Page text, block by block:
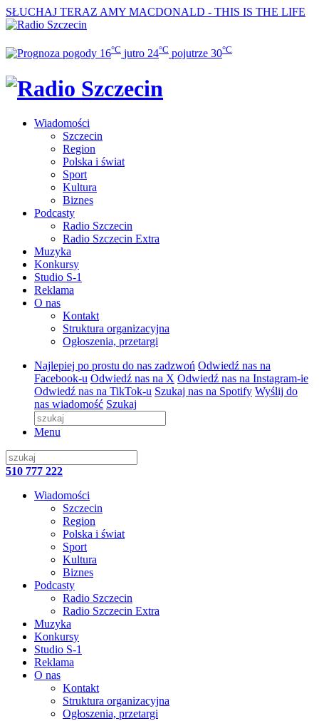
SŁUCHAJ TERAZ AMY MACDONALD - THIS IS THE LIFE
16°C jutro 24°C pojutrze 30°C
Wiadomości
Szczecin
Region
Polska i świat
Sport
Kultura
Biznes
Podcasty
Radio Szczecin
Radio Szczecin Extra
Muzyka
Konkursy
Studio S-1
Reklama
O nas
Kontakt
Struktura organizacyjna
Ogłoszenia, przetargi
Najlepiej po prostu do nas zadzwoń Odwiedź nas na
Facebook-u Odwiedź nas na X Odwiedź nas na Instagram-ie
Odwiedź nas na TikTok-u Szukaj nas na Spotify Wyślij do
nas wiadomość Szukaj
Menu
510 777 222
Wiadomości
Szczecin
Region
Polska i świat
Sport
Kultura
Biznes
Podcasty
Radio Szczecin
Radio Szczecin Extra
Muzyka
Konkursy
Studio S-1
Reklama
O nas
Kontakt
Struktura organizacyjna
Ogłoszenia, przetargi